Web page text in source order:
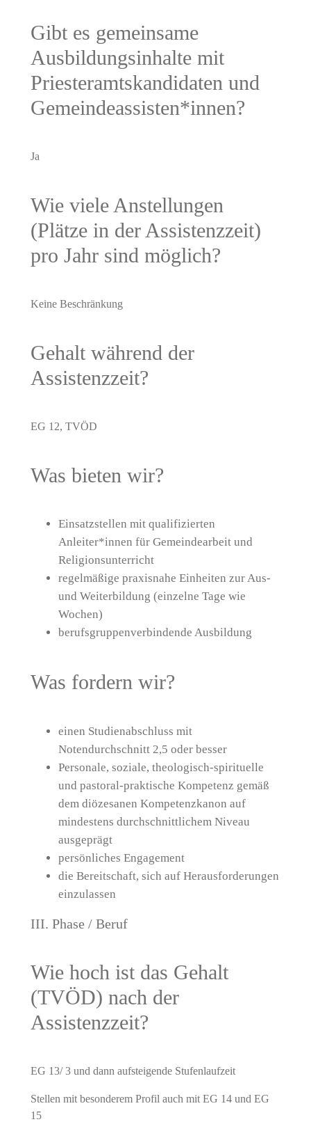
Gibt es gemeinsame
Ausbildungsinhalte mit
Priesteramtskandidaten und
Gemeindeassisten*innen?
Ja
Wie viele Anstellungen
(Plätze in der Assistenzzeit)
pro Jahr sind möglich?
Keine Beschränkung
Gehalt während der
Assistenzzeit?
EG 12, TVÖD
Was bieten wir?
Einsatzstellen mit qualifizierten
Anleiter*innen für Gemeindearbeit und
Religionsunterricht
regelmäßige praxisnahe Einheiten zur Aus-
und Weiterbildung (einzelne Tage wie
Wochen)
berufsgruppenverbindende Ausbildung
Was fordern wir?
einen Studienabschluss mit
Notendurchschnitt 2,5 oder besser
Personale, soziale, theologisch-spirituelle
und pastoral-praktische Kompetenz gemäß
dem diözesanen Kompetenzkanon auf
mindestens durchschnittlichem Niveau
ausgeprägt
persönliches Engagement
die Bereitschaft, sich auf Herausforderungen
einzulassen
III. Phase / Beruf
Wie hoch ist das Gehalt
(TVÖD) nach der
Assistenzzeit?
EG 13/ 3 und dann aufsteigende Stufenlaufzeit
Stellen mit besonderem Profil auch mit EG 14 und EG
15